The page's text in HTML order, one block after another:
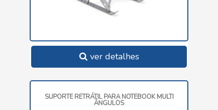
ver detalhes
SUPORTE RETRÁTIL PARA NOTEBOOK MULTI
ÂNGULOS